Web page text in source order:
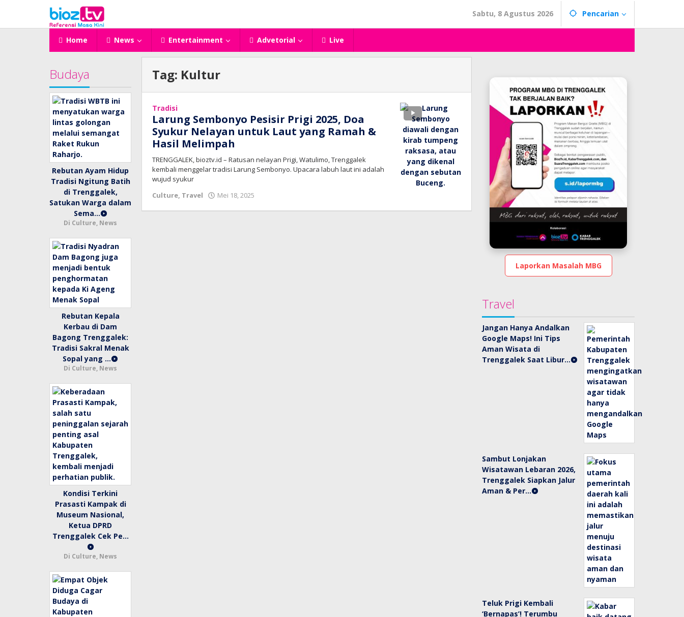
konten
Sabtu, 8 Agustus 2026 Pencarian
Home News Entertainment Advetorial Live
Budaya
Rebutan Ayam Hidup
Tradisi Ngitung Batih
di Trenggalek,
Satukan Warga dalam
Sema…
Di Culture, News
Rebutan Kepala
Kerbau di Dam
Bagong Trenggalek:
Tradisi Sakral Menak
Sopal yang …
Di Culture, News
Kondisi Terkini
Prasasti Kampak di
Museum Nasional,
Ketua DPRD
Trenggalek Cek Pe…
Di Culture, News
Tag: Kultur
Tradisi
Larung Sembonyo Pesisir Prigi 2025, Doa
Syukur Nelayan untuk Laut yang Ramah &
Hasil Melimpah
TRENGGALEK, bioztv.id – Ratusan nelayan Prigi, Watulimo, Trenggalek
kembali menggelar tradisi Larung Sembonyo. Upacara labuh laut ini adalah
wujud syukur
Culture, Travel Mei 18, 2025
tv
Laporkan Masalah MBG
Travel
Jangan Hanya Andalkan
Google Maps! Ini Tips
Aman Wisata di
Trenggalek Saat Libur…
Sambut Lonjakan
Wisatawan Lebaran 2026,
Trenggalek Siapkan Jalur
Aman & Per…
Teluk Prigi Kembali
‘Bernapas’! Terumbu